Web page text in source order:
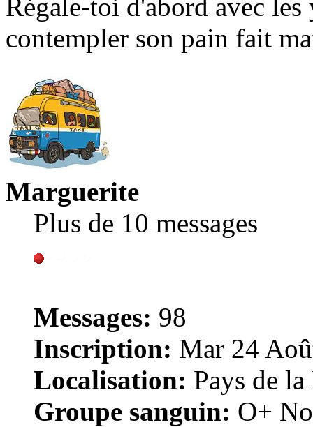
Régale-toi d'abord avec
contempler son pain fait
Marguerite
Plus de 10 messages
Messages: 98
Inscription: Mar 24
Localisation: Pays de
Groupe sanguin: O+